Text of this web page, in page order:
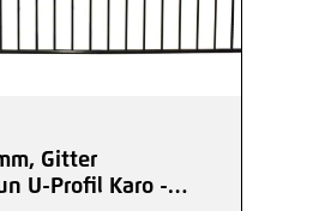
Gitter
U-Profil Karo -